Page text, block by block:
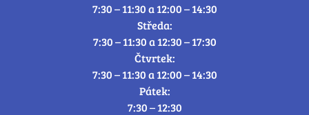
7:30 – 11:30 a 12:00 – 14:30
Středa:
7:30 – 11:30 a 12:30 – 17:30
Čtvrtek:
7:30 – 11:30 a 12:00 – 14:30
Pátek:
7:30 – 12:30